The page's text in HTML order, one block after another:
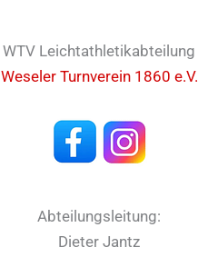
WTV Leichtathletikabteilung
Weseler Turnverein 1860 e.V.
Abteilungsleitung:
Dieter Jantz